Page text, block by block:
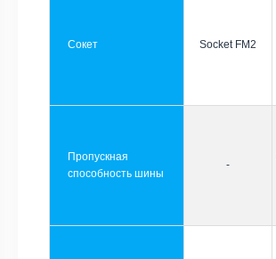
Сокет Socket FM2
Пропускная
способность шины
-